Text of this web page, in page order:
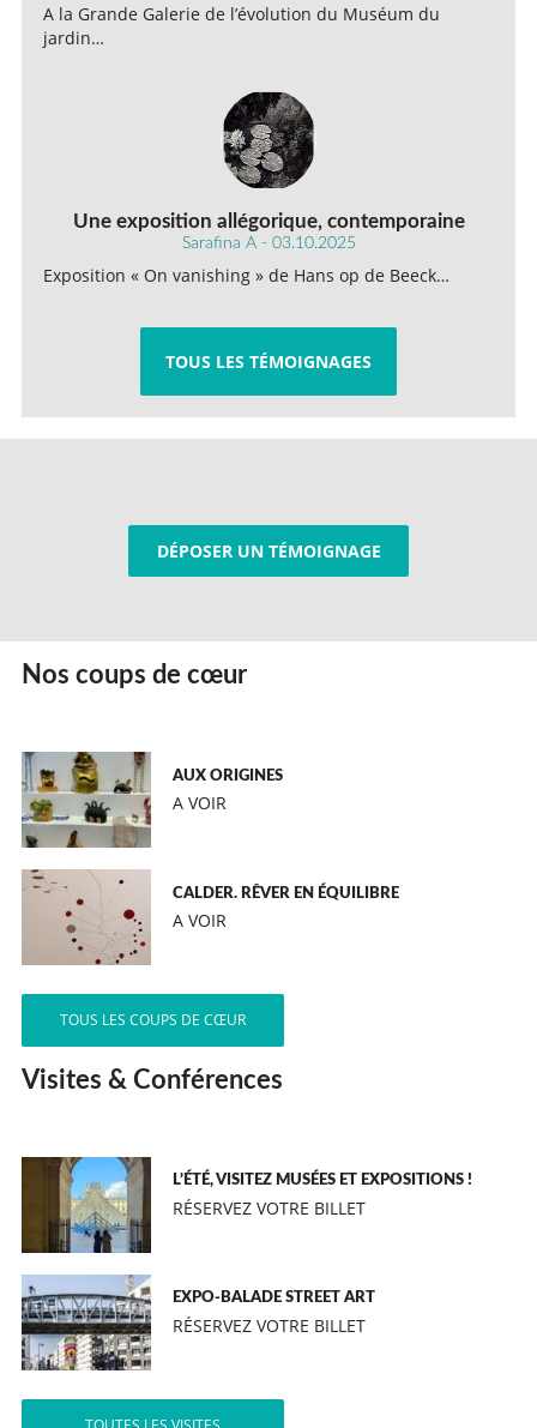
A la Grande Galerie de l’évolution du Muséum du
jardin…
Une exposition allégorique, contemporaine
Sarafina A - 03.10.2025
Exposition « On vanishing » de Hans op de Beeck…
TOUS LES TÉMOIGNAGES
DÉPOSER UN TÉMOIGNAGE
Nos coups de cœur
AUX ORIGINES
A VOIR
CALDER. RÊVER EN ÉQUILIBRE
A VOIR
TOUS LES COUPS DE CŒUR
Visites & Conférences
L’ÉTÉ, VISITEZ MUSÉES ET EXPOSITIONS !
RÉSERVEZ VOTRE BILLET
EXPO-BALADE STREET ART
RÉSERVEZ VOTRE BILLET